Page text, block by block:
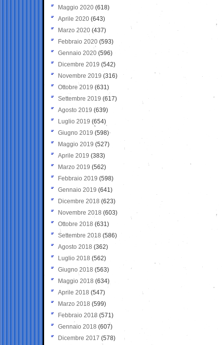
Maggio 2020 (618)
Aprile 2020 (643)
Marzo 2020 (437)
Febbraio 2020 (593)
Gennaio 2020 (596)
Dicembre 2019 (542)
Novembre 2019 (316)
Ottobre 2019 (631)
Settembre 2019 (617)
Agosto 2019 (639)
Luglio 2019 (654)
Giugno 2019 (598)
Maggio 2019 (527)
Aprile 2019 (383)
Marzo 2019 (562)
Febbraio 2019 (598)
Gennaio 2019 (641)
Dicembre 2018 (623)
Novembre 2018 (603)
Ottobre 2018 (631)
Settembre 2018 (586)
Agosto 2018 (362)
Luglio 2018 (562)
Giugno 2018 (563)
Maggio 2018 (634)
Aprile 2018 (547)
Marzo 2018 (599)
Febbraio 2018 (571)
Gennaio 2018 (607)
Dicembre 2017 (578)